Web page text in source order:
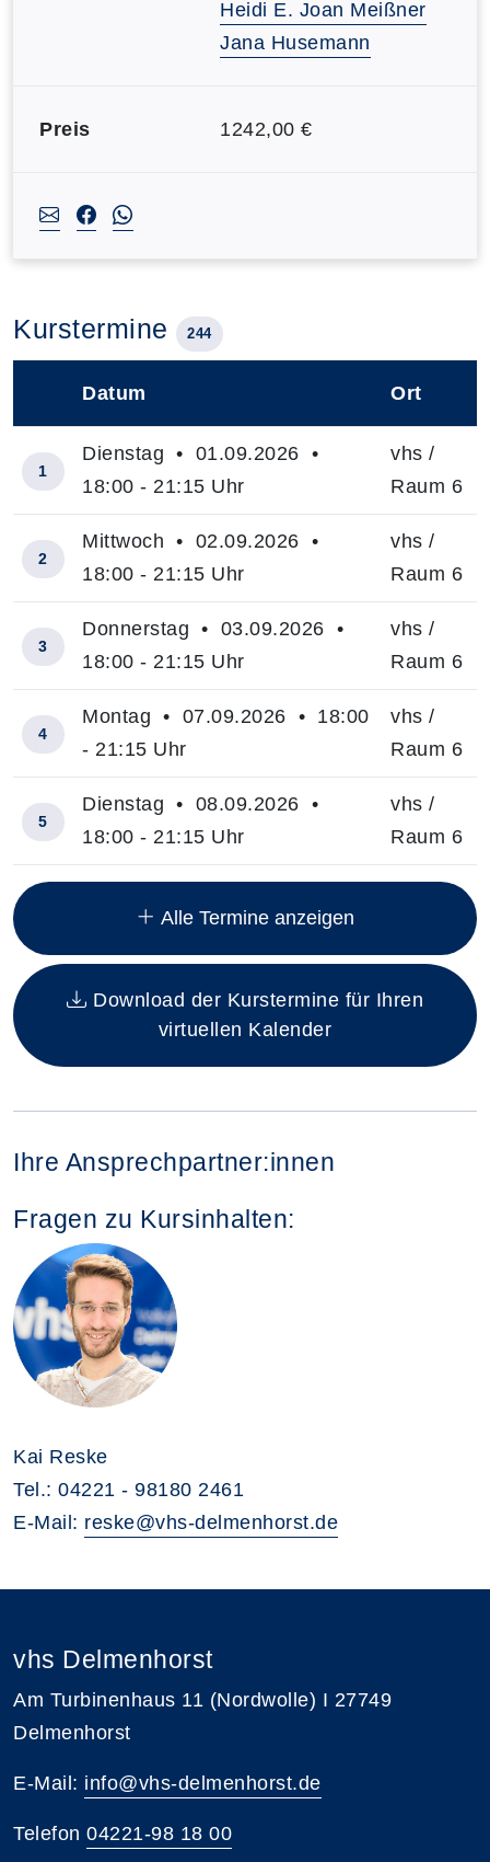
Heidi E. Joan Meißner
Jana Husemann
Preis 1242,00 €
Kurstermine 244
Insgesamt gibt es 244 Termine zum diesen Kurs
Datum Ort
1
Dienstag • 01.09.2026 •
18:00 - 21:15 Uhr
vhs /
Raum 6
2
Mittwoch • 02.09.2026 •
18:00 - 21:15 Uhr
vhs /
Raum 6
3
Donnerstag • 03.09.2026 •
18:00 - 21:15 Uhr
vhs /
Raum 6
4
Montag • 07.09.2026 • 18:00
- 21:15 Uhr
vhs /
Raum 6
5
Dienstag • 08.09.2026 •
18:00 - 21:15 Uhr
vhs /
Raum 6
Alle Termine anzeigen
Download der Kurstermine für Ihren
virtuellen Kalender
Ihre Ansprechpartner:innen
Fragen zu Kursinhalten:
Kai Reske
Tel.: 04221 - 98180 2461
E-Mail: reske@vhs-delmenhorst.de
vhs Delmenhorst
Am Turbinenhaus 11 (Nordwolle) I 27749
Delmenhorst
E-Mail: info@vhs-delmenhorst.de
Telefon 04221-98 18 00